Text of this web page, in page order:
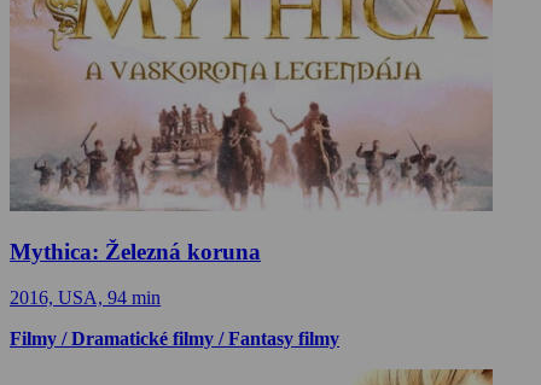
Mythica: Železná koruna
2016, USA, 94 min
Filmy / Dramatické filmy / Fantasy filmy